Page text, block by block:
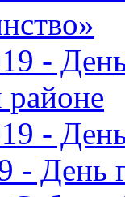
-
районе
-
-